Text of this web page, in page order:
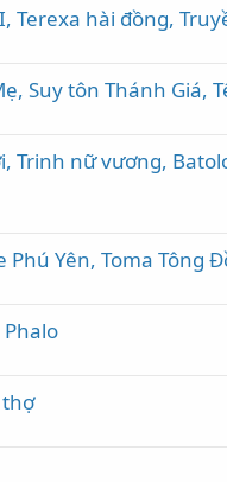
Terexa hài đồng,
Suy tôn Thánh Giá,
Trinh nữ vương,
Phú Yên, Toma Tông
Phalo
thợ